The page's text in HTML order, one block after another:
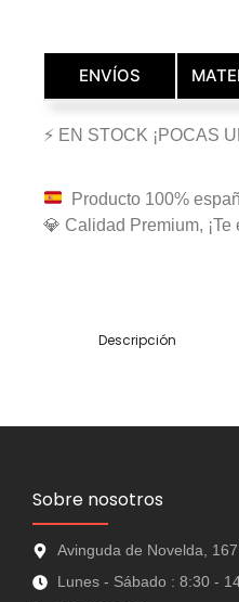
ENVÍOS
⚡ EN STOCK ¡POCAS
Producto 100%
💎 Calidad Premium, ¡Te
Descripción
Sobre nosotros
Avinguda de Novelda,
Lunes - Sábado : 8:30 -